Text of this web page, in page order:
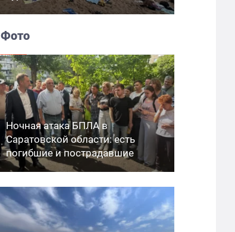
Фото
Ночная атака БПЛА в
Саратовской области: есть
погибшие и пострадавшие